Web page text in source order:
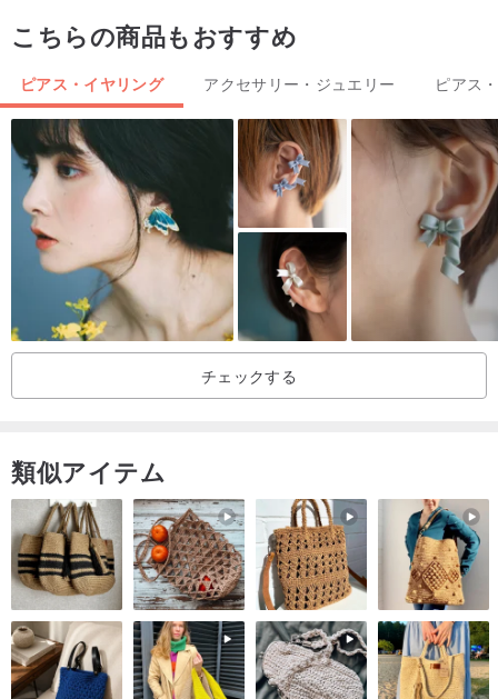
◆サイズ◆
コットンパール 6mm
＊金属アレルギー、メッキ加工が肌に合わない方は注文をお控えく
ださい。
産地/制作方法
産地:日本 ハンドメイド
こちらの商品もおすすめ
ピアス・イヤリング アクセサリー・ジュエリー ピアス
チェックする
類似アイテム